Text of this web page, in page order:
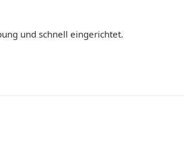
und schnell eingerichtet.